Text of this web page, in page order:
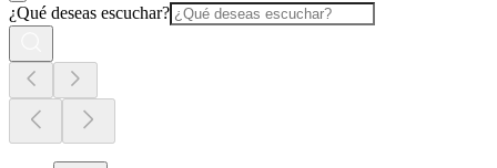
¿Qué deseas escuchar?